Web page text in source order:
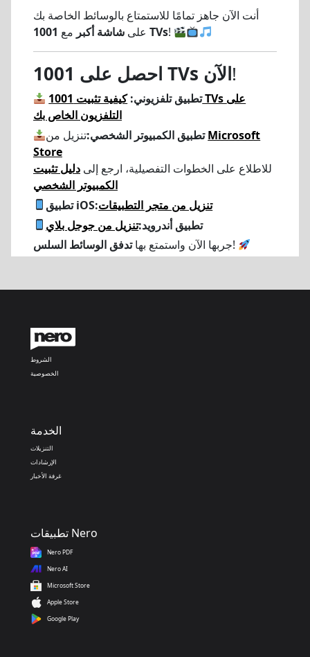
أنت الآن جاهز تمامًا للاستمتاع بالوسائط الخاصة بك
على شاشة أكبر مع 1001 TVs!
احصل على 1001 TVs الآن!
تطبيق تلفزيوني:
كيفية تثبيت 1001 TVs على
التلفزيون الخاص بك
تطبيق الكمبيوتر الشخصي:تنزيل منMicrosoft
Store
للاطلاع على الخطوات التفصيلية، ارجع إلى دليل تثبيت
الكمبيوتر الشخصي
تطبيق iOS:تنزيل من متجر التطبيقات
تطبيق أندرويد:تنزيل من جوجل بلاي
جربها الآن واستمتع بهاتدفق الوسائط السلس !
الشروط
الخصوصية
الخدمة
التنزيلات
الإرشادات
غرفة الأخبار
تطبيقات Nero
Nero PDF
Nero AI
Microsoft Store
Apple Store
Google Play